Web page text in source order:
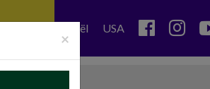
Israël USA
×